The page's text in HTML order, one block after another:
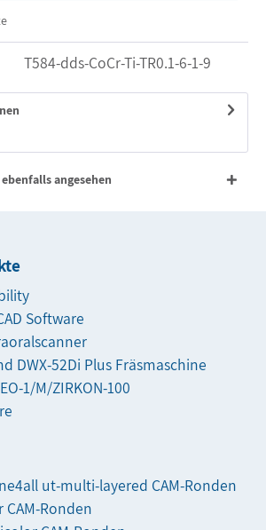
T584-dds-CoCr-Ti-TR0.1-6-1-9
angesehen
Software
DWX-52Di Plus Fräsmaschine
1/M/ZIRKON-100
ut-multi-layered CAM-Ronden
CAM-Ronden